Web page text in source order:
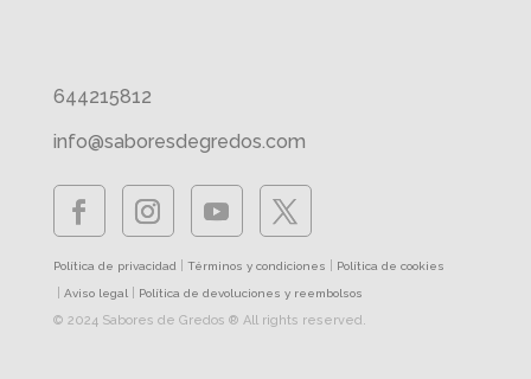
644215812
info@saboresdegredos.com
Política de privacidad Términos y condiciones Política de cookies
Aviso legal| Política de devoluciones y reembolsos
© 2024 Sabores de Gredos ® All rights reserved.